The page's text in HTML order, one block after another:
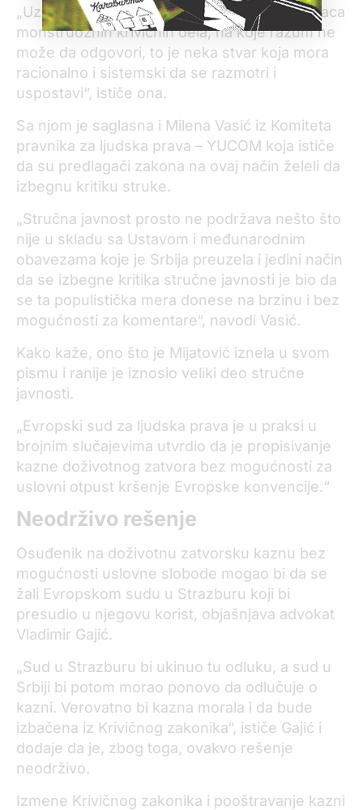
„Uz sve razumevanje da postoje žrtve učinilaca
monstruoznih krivičnih dela, na koje razum ne
može da odgovori, to je neka stvar koja mora
racionalno i sistemski da se razmotri i
uspostavi“, ističe ona.
Sa njom je saglasna i Milena Vasić iz Komiteta
pravnika za ljudska prava – YUCOM koja ističe
da su predlagači zakona na ovaj način želeli da
izbegnu kritiku struke.
„Stručna javnost prosto ne podržava nešto što
nije u skladu sa Ustavom i međunarodnim
obavezama koje je Srbija preuzela i jedini način
da se izbegne kritika stručne javnosti je bio da
se ta populistička mera donese na brzinu i bez
mogućnosti za komentare“, navodi Vasić.
Kako kaže, ono što je Mijatović iznela u svom
pismu i ranije je iznosio veliki deo stručne
javnosti.
„Evropski sud za ljudska prava je u praksi u
brojnim slučajevima utvrdio da je propisivanje
kazne doživotnog zatvora bez mogućnosti za
uslovni otpust kršenje Evropske konvencije.“
Neodrživo rešenje
Osuđenik na doživotnu zatvorsku kaznu bez
mogućnosti uslovne slobode mogao bi da se
žali Evropskom sudu u Strazburu koji bi
presudio u njegovu korist, objašnjava advokat
Vladimir Gajić.
„Sud u Strazburu bi ukinuo tu odluku, a sud u
Srbiji bi potom morao ponovo da odlučuje o
kazni. Verovatno bi kazna morala i da bude
izbačena iz Krivičnog zakonika“, ističe Gajić i
dodaje da je, zbog toga, ovakvo rešenje
neodrživo.
Izmene Krivičnog zakonika i pooštravanje kazni